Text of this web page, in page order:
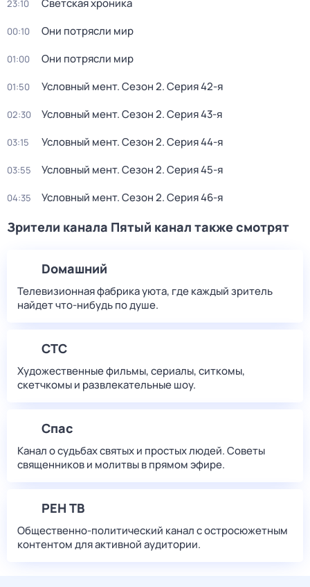
23:10 Светская хроника
00:10 Они потрясли мир
01:00 Они потрясли мир
01:50 Условный мент. Сезон 2. Серия 42-я
02:30 Условный мент. Сезон 2. Серия 43-я
03:15 Условный мент. Сезон 2. Серия 44-я
03:55 Условный мент. Сезон 2. Серия 45-я
04:35 Условный мент. Сезон 2. Серия 46-я
Зрители канала Пятый канал также смотрят
Dомашний
Телевизионная фабрика уюта, где каждый зритель
найдет что‑нибудь по душе.
СТС
Художественные фильмы, сериалы, ситкомы,
скетчкомы и развлекательные шоу.
Спас
Канал о судьбах святых и простых людей. Советы
священников и молитвы в прямом эфире.
РЕН ТВ
Общественно-политический канал с остросюжетным
контентом для активной аудитории.